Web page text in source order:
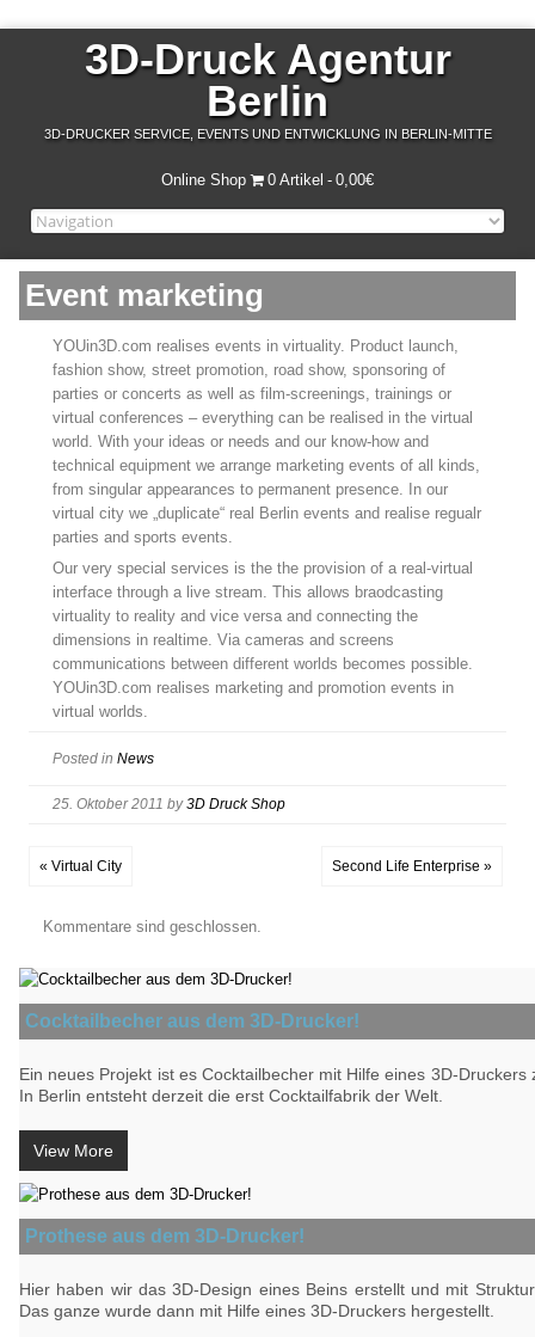
3D-Druck Agentur
Berlin
3D-DRUCKER SERVICE, EVENTS UND ENTWICKLUNG IN BERLIN-MITTE
Online Shop 0 Artikel 0,00€
Event marketing
YOUin3D.com realises events in virtuality. Product launch,
fashion show, street promotion, road show, sponsoring of
parties or concerts as well as film-screenings, trainings or
virtual conferences – everything can be realised in the virtual
world. With your ideas or needs and our know-how and
technical equipment we arrange marketing events of all kinds,
from singular appearances to permanent presence. In our
virtual city we „duplicate“ real Berlin events and realise regualr
parties and sports events.
Our very special services is the the provision of a real-virtual
interface through a live stream. This allows braodcasting
virtuality to reality and vice versa and connecting the
dimensions in realtime. Via cameras and screens
communications between different worlds becomes possible.
YOUin3D.com realises marketing and promotion events in
virtual worlds.
Posted in News
25. Oktober 2011 by3D Druck Shop
« Virtual City Second Life Enterprise »
Kommentare sind geschlossen.
Cocktailbecher aus dem 3D-Drucker!
Ein neues Projekt ist es Cocktailbecher mit Hilfe eines 3D-Druckers
In Berlin entsteht derzeit die erst Cocktailfabrik der Welt.
View More
Prothese aus dem 3D-Drucker!
Hier haben wir das 3D-Design eines Beins erstellt und mit
Das ganze wurde dann mit Hilfe eines 3D-Druckers hergestellt.